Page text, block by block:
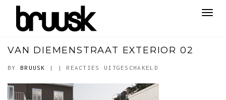
VAN DIEMENSTRAAT EXTERIOR 02
BY BRUUSK | | REACTIES UITGESCHAKELD